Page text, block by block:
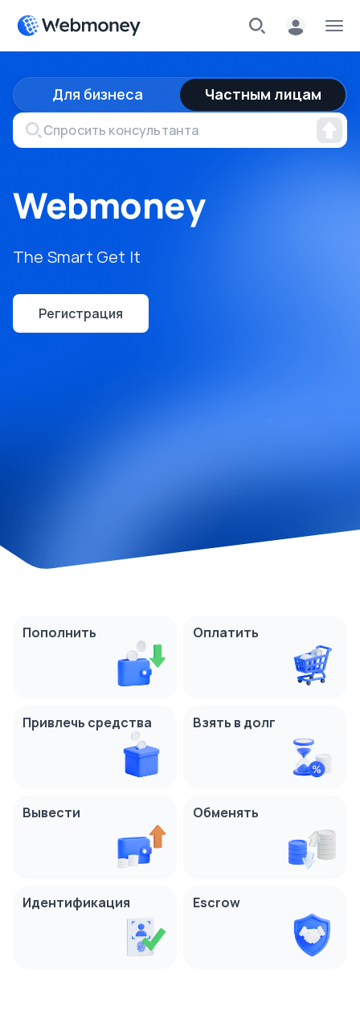
Для бизнеса Частным лицам
Webmoney
The Smart Get It
Регистрация
Пополнить Оплатить
Привлечь средства Взять в долг
Вывести Обменять
Идентификация Escrow